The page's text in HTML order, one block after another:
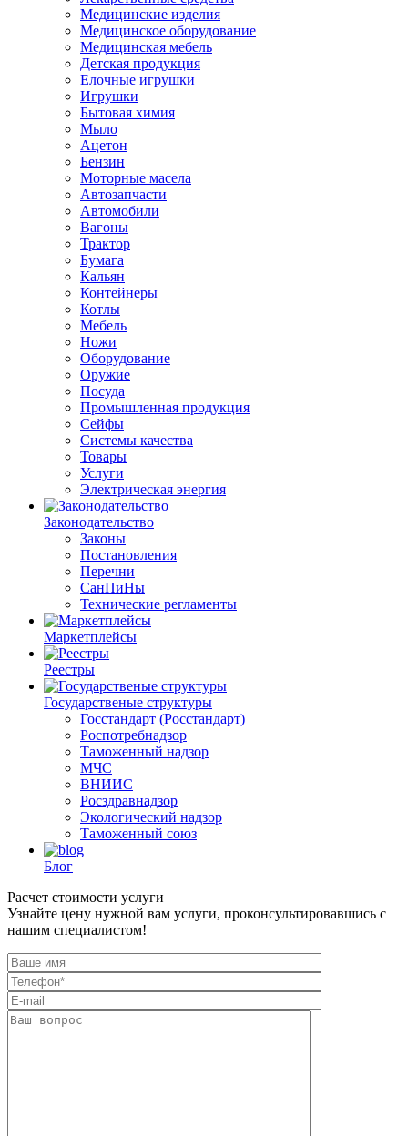
Медицинские изделия
Медицинское оборудование
Медицинская мебель
Детская продукция
Елочные игрушки
Игрушки
Бытовая химия
Мыло
Ацетон
Бензин
Моторные масела
Автозапчасти
Автомобили
Вагоны
Трактор
Бумага
Кальян
Контейнеры
Котлы
Мебель
Ножи
Оборудование
Оружие
Посуда
Промышленная продукция
Сейфы
Системы качества
Товары
Услуги
Электрическая энергия
Законодательство
Законы
Постановления
Перечни
СанПиНы
Технические регламенты
Маркетплейсы
Реестры
Государственые структуры
Госстандарт (Росстандарт)
Роспотребнадзор
Таможенный надзор
МЧС
ВНИИС
Росздравнадзор
Экологический надзор
Таможенный союз
Блог
Расчет стоимости услуги
Узнайте цену нужной вам услуги, проконсультировавшись с
нашим специалистом!